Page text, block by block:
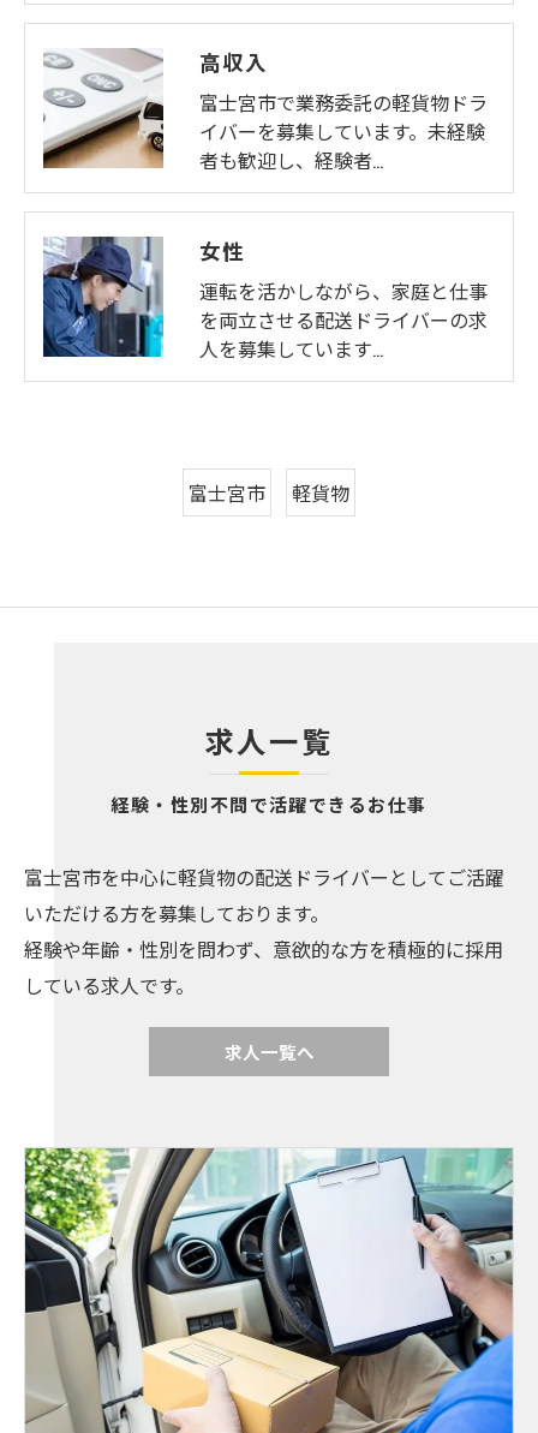
高収入
富士宮市で業務委託の軽貨物ドラ
イバーを募集しています。未経験
者も歓迎し、経験者…
女性
運転を活かしながら、家庭と仕事
を両立させる配送ドライバーの求
人を募集しています…
富士宮市 軽貨物
求人一覧
経験・性別不問で活躍できるお仕事
富士宮市を中心に軽貨物の配送ドライバーとしてご活躍
いただける方を募集しております。
経験や年齢・性別を問わず、意欲的な方を積極的に採用
している求人です。
求人一覧へ